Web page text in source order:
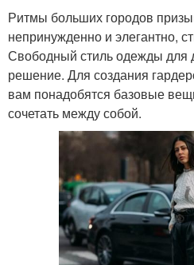
Ритмы больших городов
непринужденно и элегантно,
Свободный стиль одежды для
решение. Для создания
вам понадобятся базовые
сочетать между собой.